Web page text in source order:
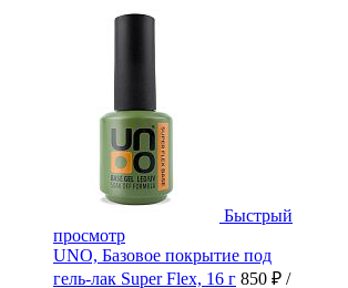
Быстрый
просмотр
UNO, Базовое покрытие под
гель-лак Super Flex, 16 г 850 ₽ /